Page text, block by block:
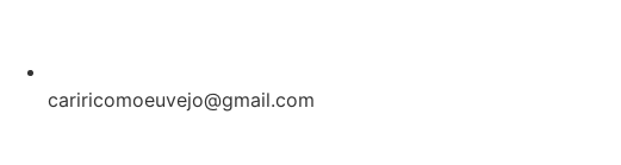
cariricomoeuvejo@gmail.com